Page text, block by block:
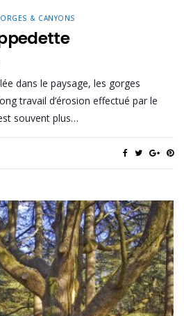
& CANYONS
dans le paysage, les gorges
travail d’érosion effectué par le
souvent plus…